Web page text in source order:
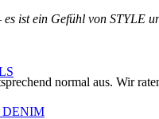
DENIM
ist ein Gefühl von STYLE
normal aus. Wir